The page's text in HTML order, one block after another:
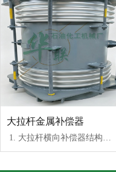
大拉杆金属补偿器
1. 大拉杆横向补偿器结构简图 2.产品代号示例 3.安装注意事项 现场安装完后，必须拆除小